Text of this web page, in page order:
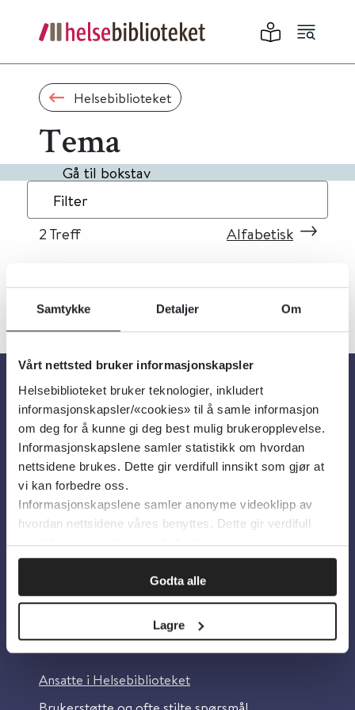
Samtykke Detaljer Om
Vårt nettsted bruker informasjonskapsler
Helsebiblioteket bruker teknologier, inkludert
informasjonskapsler/«cookies» til å samle informasjon
om deg for å kunne gi deg best mulig brukeropplevelse.
Informasjonskapslene samler statistikk om hvordan
nettsidene brukes. Dette gir verdifull innsikt som gjør at
vi kan forbedre oss.
Informasjonskapslene samler anonyme videoklipp av
hvordan nettsidene våres benyttes. Dette gir verdifull
innsikt som gjør at vi kan forbedre oss.
Godta alle
Lagre
Helsebiblioteket
Tema
Gå til bokstav
Filter
2 Treff Alfabetisk
Om oss
Om Helsebiblioteket
Personvern og informasjonskapsler
Tilgjengelighetserklæring
Information in English
Ansatte i Helsebiblioteket